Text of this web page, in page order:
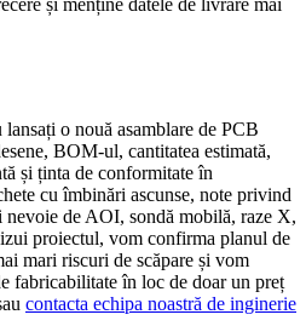
și menține datele de livrare mai
o nouă asamblare de PCB
BOM-ul, cantitatea estimată,
și ținta de conformitate în
cu îmbinări ascunse, note privind
nevoie de AOI, sondă mobilă, raze X,
proiectul, vom confirma planul de
mari riscuri de scăpare și vom
fabricabilitate în loc de doar un preț
contacta echipa noastră de inginerie